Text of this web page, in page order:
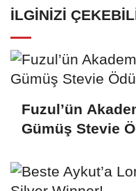
İLGINIZI
Fuzul’ün
Gümüş Stevie